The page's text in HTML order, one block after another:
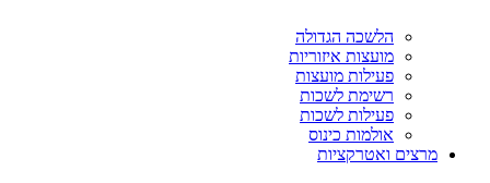
הלשכה הגדולה
מועצות איזוריות
פעילות מועצות
רשימת לשכות
פעילות לשכות
אולמות כינוס
מרצים ואטרקציות